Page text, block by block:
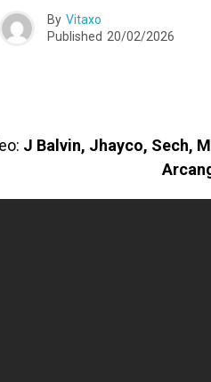
By Vitaxo
Published 20/02/2026
J Balvin, Jhayco, Sech,